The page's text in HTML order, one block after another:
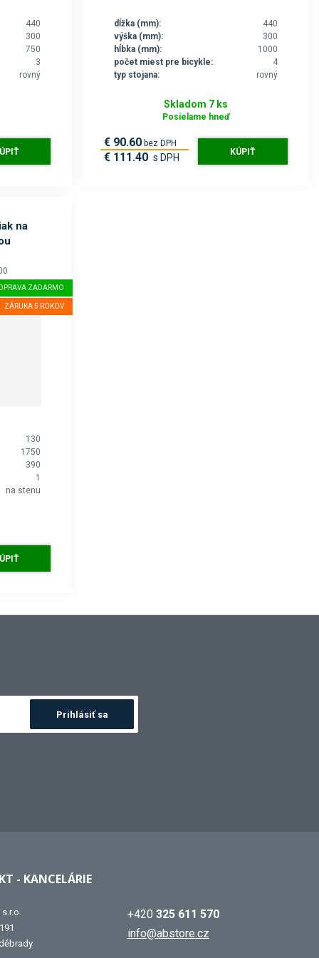
440
300
750
3
rovný
dĺžka (mm):
440
výška (mm):
300
hĺbka (mm):
1000
počet miest pre bicykle:
4
typ stojana:
rovný
Skladom 7 ks
Posielame hneď
€ 90.60 bez DPH
€ 111.40 s DPH KÚPIŤ
na
ZADARMO
ZÁRUKA 5 ROKOV
130
1750
390
1
na stenu
Prihlásiť sa
- KANCELÁRIE
+420 325 611 570
info@abstore.cz